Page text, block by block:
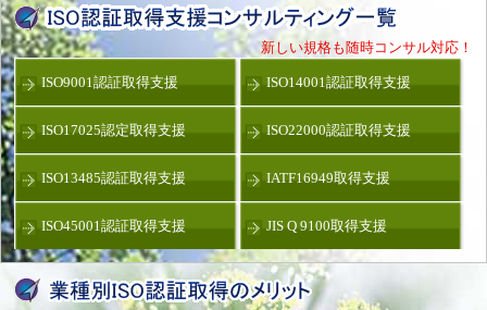
新しい規格も随時コンサル対応！
ISO9001認証取得支援 ISO14001認証取得支援
ISO17025認定取得支援 ISO22000認証取得支援
ISO13485認証取得支援 IATF16949取得支援
ISO45001認証取得支援 JIS Q 9100取得支援